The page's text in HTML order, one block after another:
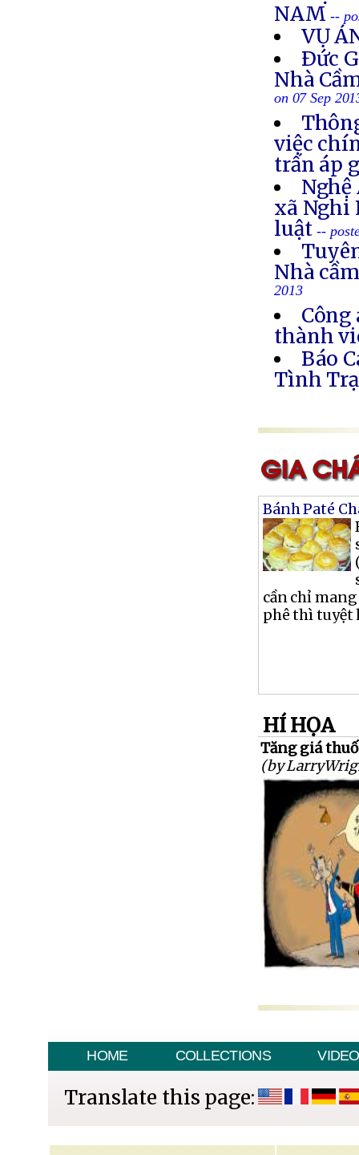
NAM--
VỤ
Ðức
Nhà
on 07 Sep
việc
trấn áp
Nghệ
xã Nghi
luật--
Nhà
2013
thành
Báo
Tình
Bánh Paté
cần chỉ
phê thì tuyệt
HÍ HỌA
Tăng giá
(by
HOME COLLECTIONS VIDEO
Translate this page: